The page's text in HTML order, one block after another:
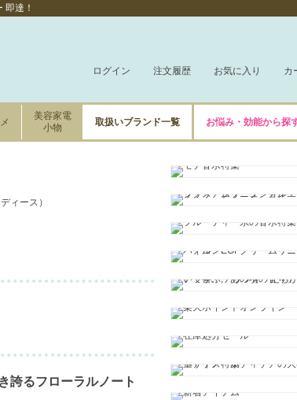
達！
ログイン 注文履歴 お気に入り カ
美容家電
小物
取扱いブランド一覧 お悩み・効能から探
ィース）
誇るフローラルノート